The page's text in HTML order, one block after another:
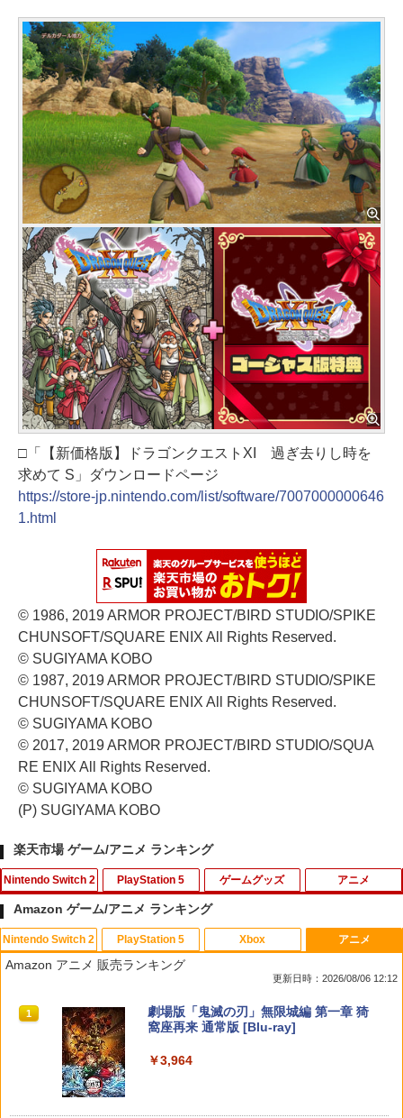
□「【新価格版】ドラゴンクエストXI 過ぎ去りし時を
求めて S」ダウンロードページ
https://store-jp.nintendo.com/list/software/7007000000646
1.html
© 1986, 2019 ARMOR PROJECT/BIRD STUDIO/SPIKE
CHUNSOFT/SQUARE ENIX All Rights Reserved.
© SUGIYAMA KOBO
© 1987, 2019 ARMOR PROJECT/BIRD STUDIO/SPIKE
CHUNSOFT/SQUARE ENIX All Rights Reserved.
© SUGIYAMA KOBO
© 2017, 2019 ARMOR PROJECT/BIRD STUDIO/SQUA
RE ENIX All Rights Reserved.
© SUGIYAMA KOBO
(P) SUGIYAMA KOBO
楽天市場 ゲーム/アニメ ランキング
Nintendo Switch 2
1
eFootball(TM) Kick-Off! 【Switch2】
RL205-J1
PlayStation 5
1
PS5 スティックカバー コントローラー
交換用 スティックキャップ PS4 コント
ローラー / PS5 コントローラー / PS5 コ
辺機器 ホコリ防止 全面保護 快適なグリ
ップ 取付簡単 DualSense DualShock4
ゲームグッズ
1
【中古】アサシン クリード4 ブラック フ
ラッグ - PS3
￥440
アニメ
1
【中古】【Blu−ray】僕のヒーローアカ
デミア Vol．3 / 長崎健司【監督】
Amazon ゲーム/アニメ ランキング
Nintendo Switch 2
1
スプラトゥーン レイダース|オンライン
コード版
￥5,832
PlayStation 5
1
PlayStation 5 デジタル・エディション
日本語専用 Console Language: Japan
Xbox
1
Xbox プリペイドカード 10,000円 デジ
タルコード 【旧 Xbox ギフトカード】
アニメ
Amazon アニメ 販売ランキング
更新日時：2026/08/06 12:12
1
劇場版「鬼滅の刃」無限城編 第一章 猗
窩座再来 通常版 [Blu-ray]
￥3,964